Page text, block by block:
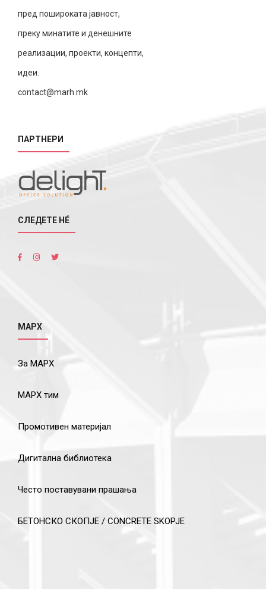
пред пошироката јавност,
преку минатите и денешните
реализации, проекти, концепти,
идеи.
contact@marh.mk
ПАРТНЕРИ
СЛЕДЕТЕ НÉ
МАРХ
За МАРХ
МАРХ тим
Промотивен материјал
Дигитална библиотека
Често поставувани прашања
БЕТОНСКО СКОПЈЕ / CONCRETE SKOPJE